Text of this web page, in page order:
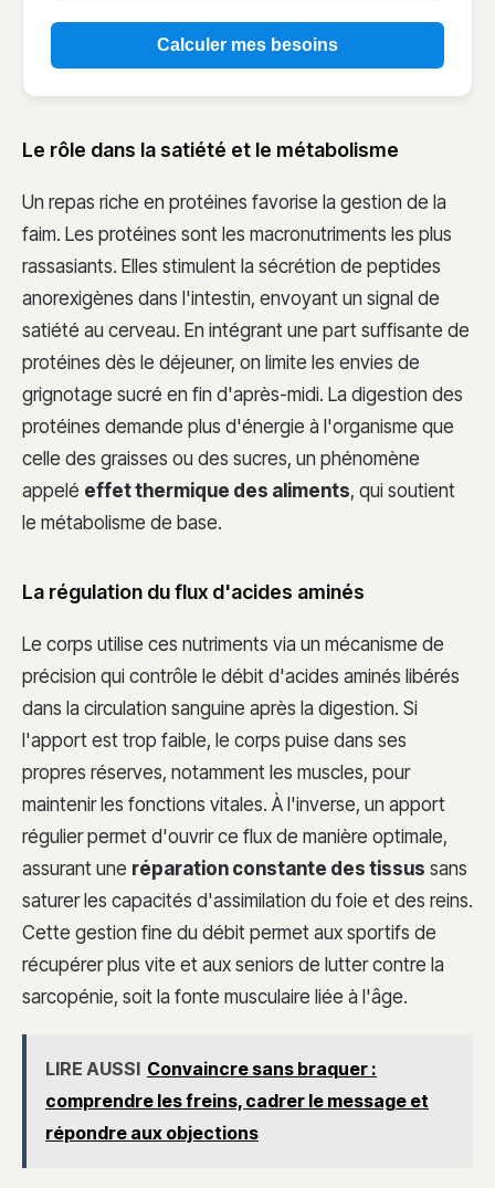
Calculer mes besoins
Le rôle dans la satiété et le métabolisme
Un repas riche en protéines favorise la gestion de la
faim. Les protéines sont les macronutriments les plus
rassasiants. Elles stimulent la sécrétion de peptides
anorexigènes dans l'intestin, envoyant un signal de
satiété au cerveau. En intégrant une part suffisante de
protéines dès le déjeuner, on limite les envies de
grignotage sucré en fin d'après-midi. La digestion des
protéines demande plus d'énergie à l'organisme que
celle des graisses ou des sucres, un phénomène
appelé effet thermique des aliments, qui soutient
le métabolisme de base.
La régulation du flux d'acides aminés
Le corps utilise ces nutriments via un mécanisme de
précision qui contrôle le débit d'acides aminés libérés
dans la circulation sanguine après la digestion. Si
l'apport est trop faible, le corps puise dans ses
propres réserves, notamment les muscles, pour
maintenir les fonctions vitales. À l'inverse, un apport
régulier permet d'ouvrir ce flux de manière optimale,
assurant une réparation constante des tissus sans
saturer les capacités d'assimilation du foie et des reins.
Cette gestion fine du débit permet aux sportifs de
récupérer plus vite et aux seniors de lutter contre la
sarcopénie, soit la fonte musculaire liée à l'âge.
LIRE AUSSI Convaincre sans braquer :
comprendre les freins, cadrer le message et
répondre aux objections